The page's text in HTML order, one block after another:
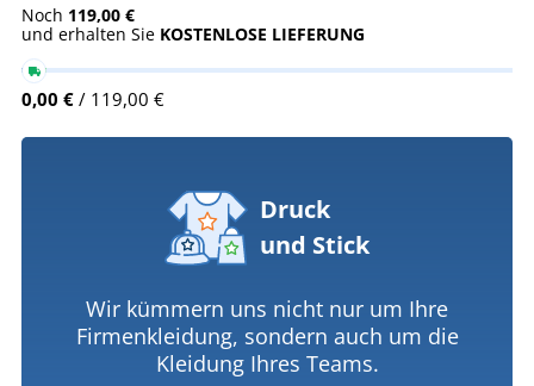
Noch 119,00 €
und erhalten Sie KOSTENLOSE LIEFERUNG
0,00 € / 119,00 €
Druck
und Stick
Wir kümmern uns nicht nur um Ihre
Firmenkleidung, sondern auch um die
Kleidung Ihres Teams.